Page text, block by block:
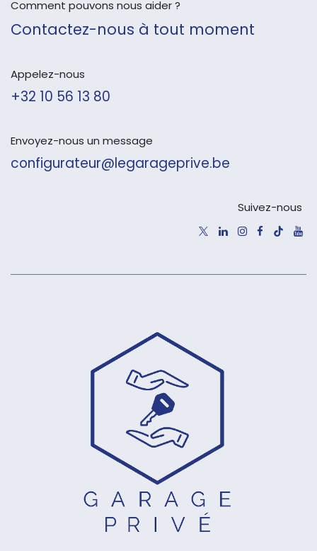
Comment pouvons nous aider ?
Contactez-nous à tout moment
Appelez-nous
+32 10 56 13 80
Envoyez-nous un message
configurateur@legarageprive.be
Suivez-nous